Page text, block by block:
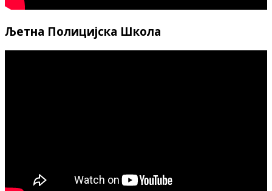
Љетна Полицијска Школа